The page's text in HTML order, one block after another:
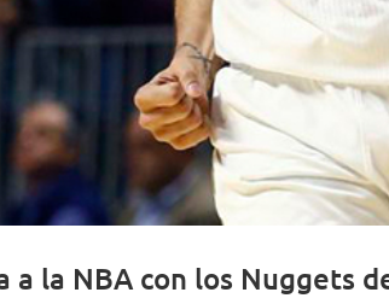
a la NBA con los Nuggets